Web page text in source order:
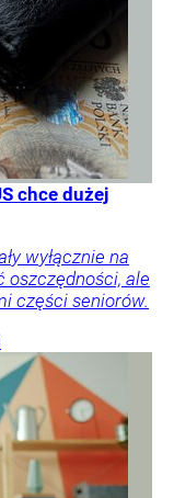
chce dużej
wyłącznie na
oszczędności, ale
części seniorów.